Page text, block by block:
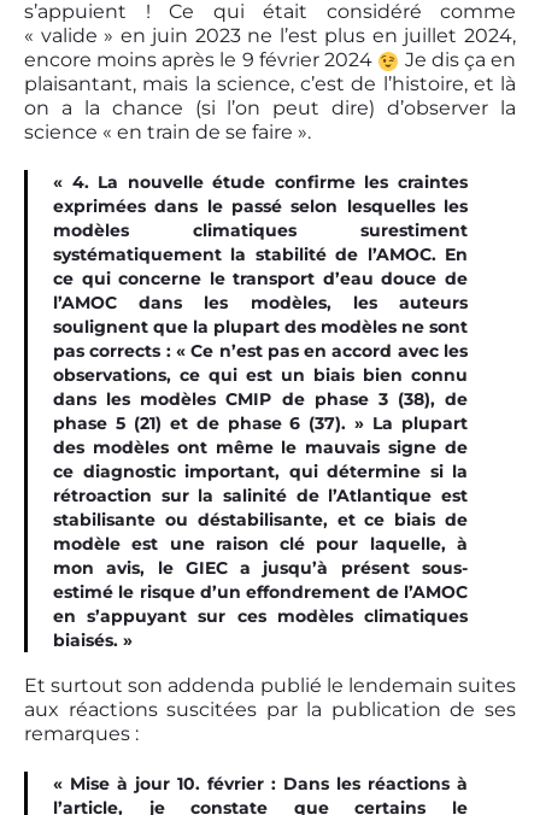
s’appuient ! Ce qui était considéré comme
« valide » en juin 2023 ne l’est plus en juillet 2024,
encore moins après le 9 février 2024
Je dis ça en
plaisantant, mais la science, c’est de l’histoire, et là
on a la chance (si l’on peut dire) d’observer la
science « en train de se faire ».
« 4. La nouvelle étude confirme les craintes
exprimées dans le passé selon lesquelles les
modèles climatiques surestiment
systématiquement la stabilité de l’AMOC. En
ce qui concerne le transport d’eau douce de
l’AMOC dans les modèles, les auteurs
soulignent que la plupart des modèles ne sont
pas corrects : « Ce n’est pas en accord avec les
observations, ce qui est un biais bien connu
dans les modèles CMIP de phase 3 (38), de
phase 5 (21) et de phase 6 (37). » La plupart
des modèles ont même le mauvais signe de
ce diagnostic important, qui détermine si la
rétroaction sur la salinité de l’Atlantique est
stabilisante ou déstabilisante, et ce biais de
modèle est une raison clé pour laquelle, à
mon avis, le GIEC a jusqu’à présent sous-
estimé le risque d’un effondrement de l’AMOC
en s’appuyant sur ces modèles climatiques
biaisés. »
Et surtout son addenda publié le lendemain suites
aux réactions suscitées par la publication de ses
remarques :
« Mise à jour 10. février : Dans les réactions à
l’article, je constate que certains le